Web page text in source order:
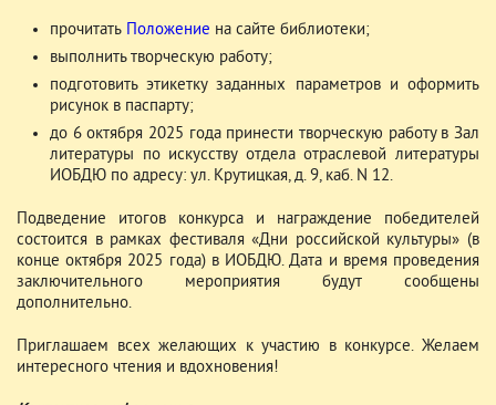
прочитать Положение на сайте библиотеки;
выполнить творческую работу;
подготовить этикетку заданных параметров и оформить
рисунок в паспарту;
до 6 октября 2025 года принести творческую работу в Зал
литературы по искусству отдела отраслевой литературы
ИОБДЮ по адресу: ул. Крутицкая, д. 9, каб. N 12.
Подведение итогов конкурса и награждение победителей
состоится в рамках фестиваля «Дни российской культуры» (в
конце октября 2025 года) в ИОБДЮ. Дата и время проведения
заключительного мероприятия будут сообщены
дополнительно.
Приглашаем всех желающих к участию в конкурсе. Желаем
интересного чтения и вдохновения!